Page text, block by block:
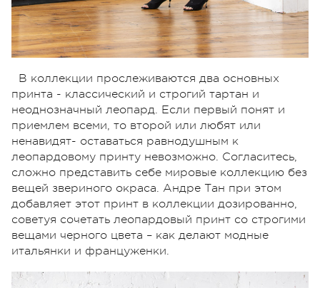
В коллекции прослеживаются два основных
принта - классический и строгий тартан и
неоднозначный леопард. Если первый понят и
приемлем всеми, то второй или любят или
ненавидят- оставаться равнодушным к
леопардовому принту невозможно. Согласитесь,
сложно представить себе мировые коллекцию без
вещей звериного окраса. Андре Тан при этом
добавляет этот принт в коллекции дозированно,
советуя сочетать леопардовый принт со строгими
вещами черного цвета – как делают модные
итальянки и француженки.